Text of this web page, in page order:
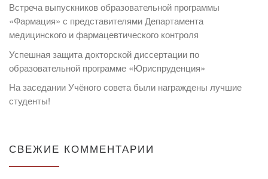
Встреча выпускников образовательной программы
«Фармация» с представителями Департамента
медицинского и фармацевтического контроля
Успешная защита докторской диссертации по
образовательной программе «Юриспруденция»
На заседании Учёного совета были награждены лучшие
студенты!
СВЕЖИЕ КОММЕНТАРИИ